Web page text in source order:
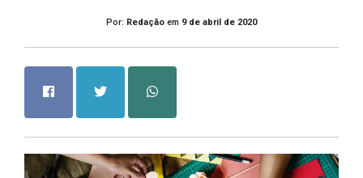
Por: Redação em 9 de abril de 2020